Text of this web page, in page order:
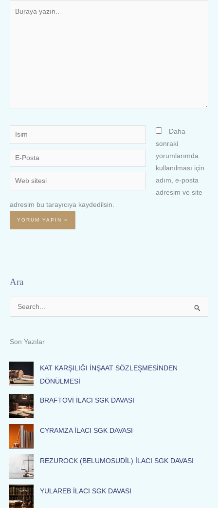
İsim
E-
Posta
Web
sitesi
Daha
sonraki
yorumlarımda
kullanılması için
adım, e-posta
adresim ve site
adresim bu tarayıcıya kaydedilsin.
Ara
c
h
f
o
r
:
Son Yazılar
KAT KARŞILIĞI İNŞAAT SÖZLEŞMESİNDEN
DÖNÜLMESİ
BRAFTOVİ İLACI SGK DAVASI
CYRAMZA İLACI SGK DAVASI
REZUROCK (BELUMOSUDİL) İLACI SGK DAVASI
YULAREB İLACI SGK DAVASI